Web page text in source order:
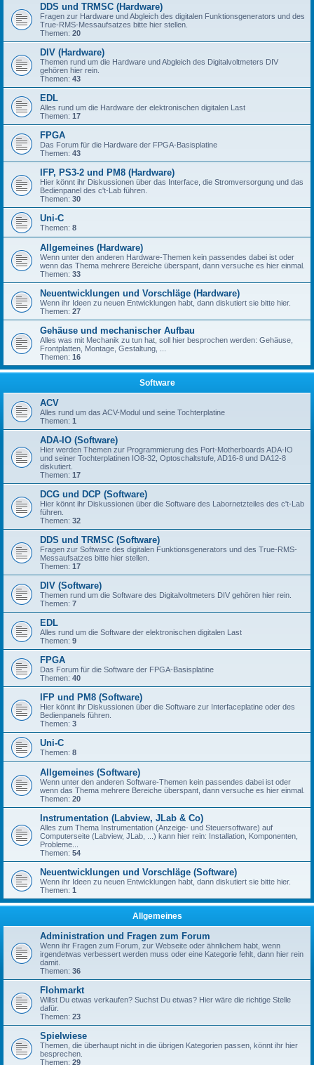
DDS und TRMSC (Hardware)
Fragen zur Hardware und Abgleich des digitalen Funktionsgenerators und des
True-RMS-Messaufsatzes bitte hier stellen.
Themen: 20
DIV (Hardware)
Themen rund um die Hardware und Abgleich des Digitalvoltmeters DIV
gehören hier rein.
Themen: 43
EDL
Alles rund um die Hardware der elektronischen digitalen Last
Themen: 17
FPGA
Das Forum für die Hardware der FPGA-Basisplatine
Themen: 43
IFP, PS3-2 und PM8 (Hardware)
Hier könnt ihr Diskussionen über das Interface, die Stromversorgung und das
Bedienpanel des c't-Lab führen.
Themen: 30
Uni-C
Themen: 8
Allgemeines (Hardware)
Wenn unter den anderen Hardware-Themen kein passendes dabei ist oder
wenn das Thema mehrere Bereiche überspant, dann versuche es hier einmal.
Themen: 33
Neuentwicklungen und Vorschläge (Hardware)
Wenn ihr Ideen zu neuen Entwicklungen habt, dann diskutiert sie bitte hier.
Themen: 27
Gehäuse und mechanischer Aufbau
Alles was mit Mechanik zu tun hat, soll hier besprochen werden: Gehäuse,
Frontplatten, Montage, Gestaltung, ...
Themen: 16
Software
ACV
Alles rund um das ACV-Modul und seine Tochterplatine
Themen: 1
ADA-IO (Software)
Hier werden Themen zur Programmierung des Port-Motherboards ADA-IO
und seiner Tochterplatinen IO8-32, Optoschaltstufe, AD16-8 und DA12-8
diskutiert.
Themen: 17
DCG und DCP (Software)
Hier könnt ihr Diskussionen über die Software des Labornetzteiles des c't-Lab
führen.
Themen: 32
DDS und TRMSC (Software)
Fragen zur Software des digitalen Funktionsgenerators und des True-RMS-
Messaufsatzes bitte hier stellen.
Themen: 17
DIV (Software)
Themen rund um die Software des Digitalvoltmeters DIV gehören hier rein.
Themen: 7
EDL
Alles rund um die Software der elektronischen digitalen Last
Themen: 9
FPGA
Das Forum für die Software der FPGA-Basisplatine
Themen: 40
IFP und PM8 (Software)
Hier könnt ihr Diskussionen über die Software zur Interfaceplatine oder des
Bedienpanels führen.
Themen: 3
Uni-C
Themen: 8
Allgemeines (Software)
Wenn unter den anderen Software-Themen kein passendes dabei ist oder
wenn das Thema mehrere Bereiche überspant, dann versuche es hier einmal.
Themen: 20
Instrumentation (Labview, JLab & Co)
Alles zum Thema Instrumentation (Anzeige- und Steuersoftware) auf
Computerseite (Labview, JLab, ...) kann hier rein: Installation, Komponenten,
Probleme...
Themen: 54
Neuentwicklungen und Vorschläge (Software)
Wenn ihr Ideen zu neuen Entwicklungen habt, dann diskutiert sie bitte hier.
Themen: 1
Allgemeines
Administration und Fragen zum Forum
Wenn ihr Fragen zum Forum, zur Webseite oder ähnlichem habt, wenn
irgendetwas verbessert werden muss oder eine Kategorie fehlt, dann hier rein
damit.
Themen: 36
Flohmarkt
Willst Du etwas verkaufen? Suchst Du etwas? Hier wäre die richtige Stelle
dafür.
Themen: 23
Spielwiese
Themen, die überhaupt nicht in die übrigen Kategorien passen, könnt ihr hier
besprechen.
Themen: 29